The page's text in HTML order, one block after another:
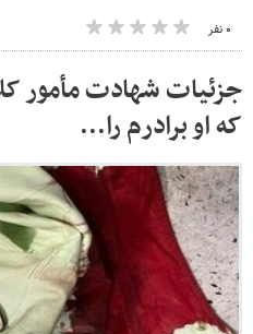
۰ نفر
جزئیات شهادت مأمور
که او برادرم را...